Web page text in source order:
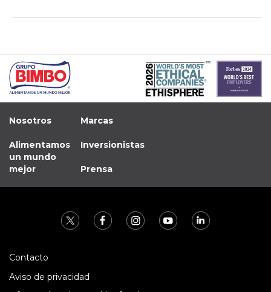
Nosotros
Alimentamos
un mundo
mejor
Marcas
Inversionistas
Prensa
Contacto
Aviso de privacidad